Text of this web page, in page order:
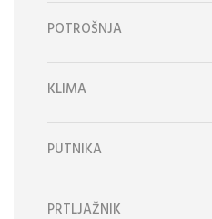
POTROŠNJA
KLIMA
PUTNIKA
PRTLJAŽNIK